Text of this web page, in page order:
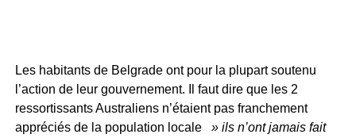
Les habitants de Belgrade ont pour la plupart soutenu
l’action de leur gouvernement. Il faut dire que les 2
ressortissants Australiens n’étaient pas franchement
appréciés de la population locale
» ils n’ont jamais fait